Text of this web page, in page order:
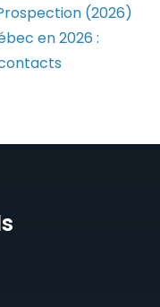
(2026)
en 2026 :